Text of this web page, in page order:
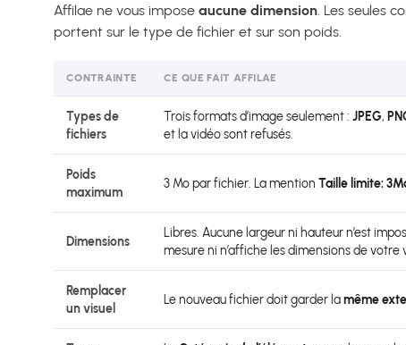
Affilae ne vous impose aucune dimension . Les seules
portent sur le type de fichier et sur son poids.
CONTRAINTE CE QUE FAIT AFFILAE
Types de
fichiers
Trois formats d’image seulement : JPEG,
et la vidéo sont refusés.
Poids
maximum
3 Mo par fichier. La mention Taille limite:
Dimensions
Libres. Aucune largeur ni hauteur n’est
mesure ni n’affiche les dimensions de votre
Remplacer
un visuel
Le nouveau fichier doit garder lamême